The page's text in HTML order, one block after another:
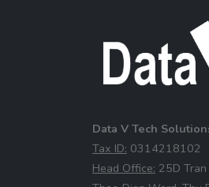
Data V Tech
⁠Tax ID: 0314218102
⁠Head Office: 25D